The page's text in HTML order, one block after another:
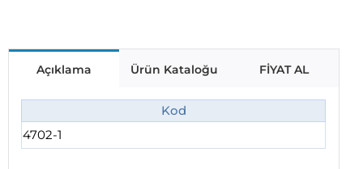
Açıklama Ürün Kataloğu FİYAT AL
Kod
4702-1